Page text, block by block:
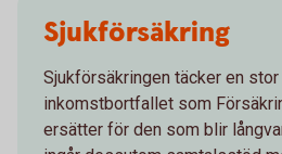
Sjukförsäkring
Sjukförsäkringen täcker en
inkomstbortfallet som
ersätter för den som blir